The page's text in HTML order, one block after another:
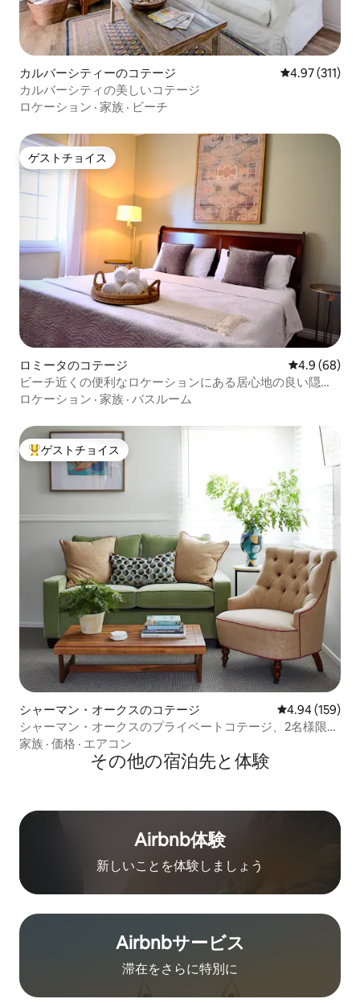
カルバーシティーのコテージ レビュー311
4.97 (311)
カルバーシティの美しいコテージ
ロケーション · 家族 · ビーチ
ゲストチョイス
ゲストチョイス
ロミータのコテージ レビュー68
4.9 (68)
ビーチ近くの便利なロケーションにある居心地の良い隠れ
家
ロケーション · 家族 · バスルーム
大好評のゲストチョイスです。
ゲストチョイス
シャーマン・オークスのコテージ レビュー159
4.94 (159)
シャーマン・オークスのプライベートコテージ、2名様限定
（短期滞在のみ）
家族 · 価格 · エアコン
その他の宿⁠泊⁠先と体⁠験
Airbnb体験
新しいことを体験しましょう
Airbnb⁠サ⁠ー⁠ビ⁠ス
滞在をさ⁠ら⁠に特⁠別⁠に